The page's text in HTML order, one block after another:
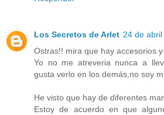
Los Secretos de Arlet 24 de
Ostras!! mira que hay accesorios
Yo no me atreveria nunca a
gusta verlo en los demás,no soy
He visto que hay de diferentes
Estoy de acuerdo en que